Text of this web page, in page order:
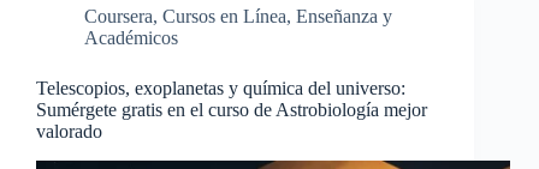
Coursera, Cursos en Línea, Enseñanza y
Académicos
Telescopios, exoplanetas y química del universo:
Sumérgete gratis en el curso de Astrobiología mejor
valorado